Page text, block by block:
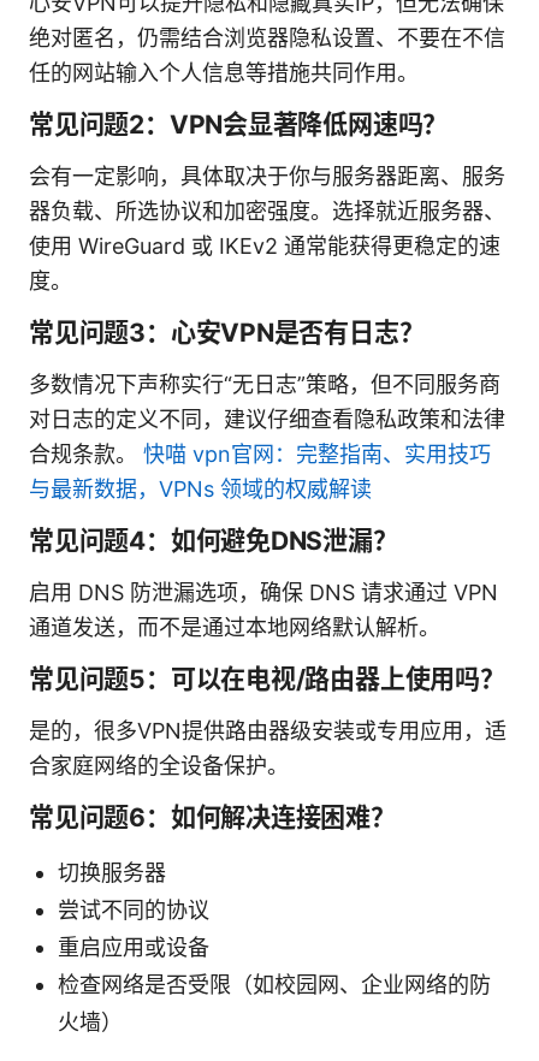
绝对匿名，仍需结合浏览器隐私设置、不要在不信
任的网站输入个人信息等措施共同作用。
常见问题2：VPN会显著降低网速吗？
会有一定影响，具体取决于你与服务器距离、服务
器负载、所选协议和加密强度。选择就近服务器、
使用 WireGuard 或 IKEv2 通常能获得更稳定的速
度。
常见问题3：心安VPN是否有日志？
多数情况下声称实行“无日志”策略，但不同服务商
对日志的定义不同，建议仔细查看隐私政策和法律
合规条款。 快喵 vpn官网：完整指南、实用技巧
与最新数据，VPNs 领域的权威解读
常见问题4：如何避免DNS泄漏？
启用 DNS 防泄漏选项，确保 DNS 请求通过 VPN
通道发送，而不是通过本地网络默认解析。
常见问题5：可以在电视/路由器上使用吗？
是的，很多VPN提供路由器级安装或专用应用，适
合家庭网络的全设备保护。
常见问题6：如何解决连接困难？
切换服务器
尝试不同的协议
重启应用或设备
检查网络是否受限（如校园网、企业网络的防
火墙）